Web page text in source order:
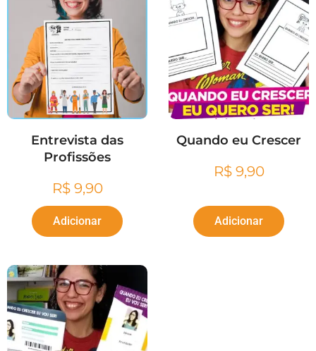
Entrevista das
Profissões
R$9,90
Adicionar
Quando eu Crescer
R$9,90
Adicionar